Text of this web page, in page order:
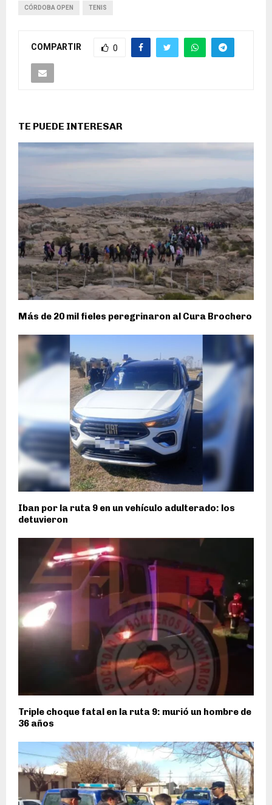
CÓRDOBA OPEN TENIS
COMPARTIR 0
TE PUEDE INTERESAR
Más de 20 mil fieles peregrinaron al Cura Brochero
Iban por la ruta 9 en un vehículo adulterado: los
detuvieron
Triple choque fatal en la ruta 9: murió un hombre de
36 años